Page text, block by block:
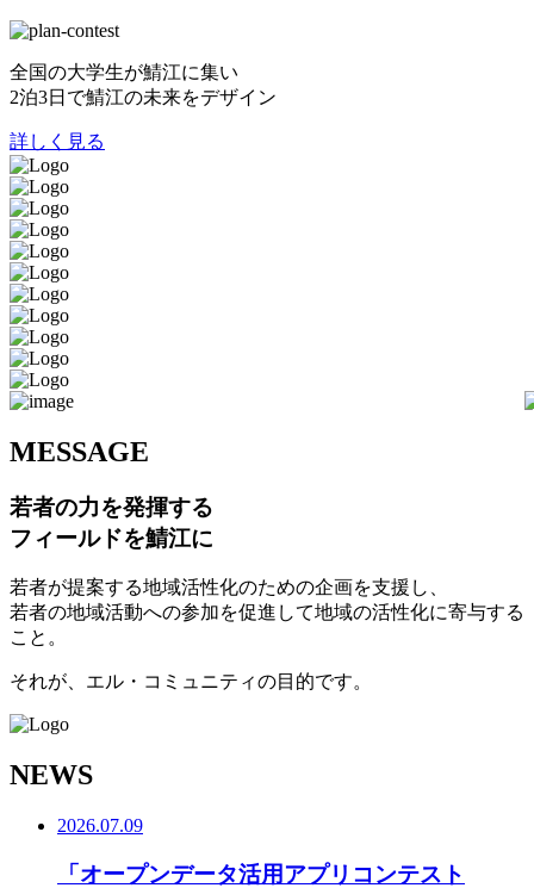
全国の大学生が鯖江に集い
2泊3日で鯖江の未来をデザイン
詳しく見る
MESSAGE
若者の力を発揮する
フィールドを鯖江に
若者が提案する地域活性化のための企画を支援し、
若者の地域活動への参加を促進して地域の活性化に寄与する
こと。
それが、エル・コミュニティの目的です。
NEWS
2026.07.09
「オープンデータ活用アプリコンテスト